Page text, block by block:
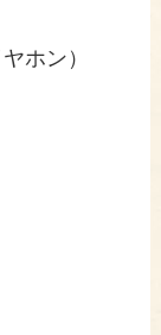
ホン）